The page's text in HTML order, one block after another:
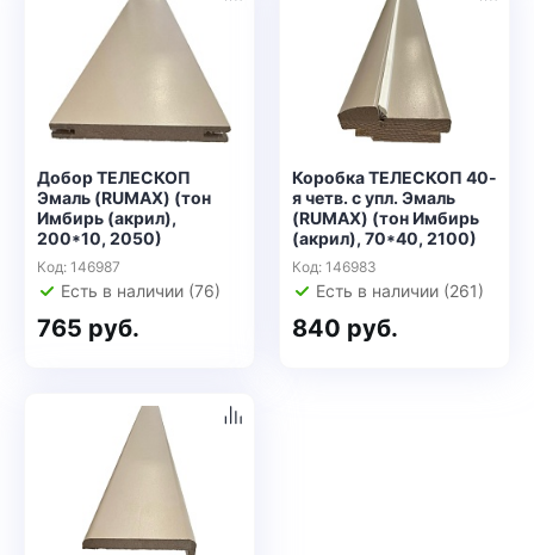
Добор ТЕЛЕСКОП
Эмаль (RUMAX) (тон
Имбирь (акрил),
200*10, 2050)
Код: 146987
Есть в наличии (76)
765 руб.
Коробка ТЕЛЕСКОП 40-
я четв. с упл. Эмаль
(RUMAX) (тон Имбирь
(акрил), 70*40, 2100)
Код: 146983
Есть в наличии (261)
840 руб.